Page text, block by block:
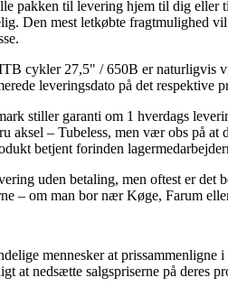
pakken til levering hjem til dig
Den mest letkøbte fragtmulighed
cykler 27,5" / 650B er naturligvis
leveringsdato på det respektive
stiller garanti om 1 hverdags
aksel – Tubeless, men vær obs på at
betjent forinden
uden betaling, men oftest er
– om man bor nær Køge, Farum
mennesker at
at nedsætte salgspriserne på